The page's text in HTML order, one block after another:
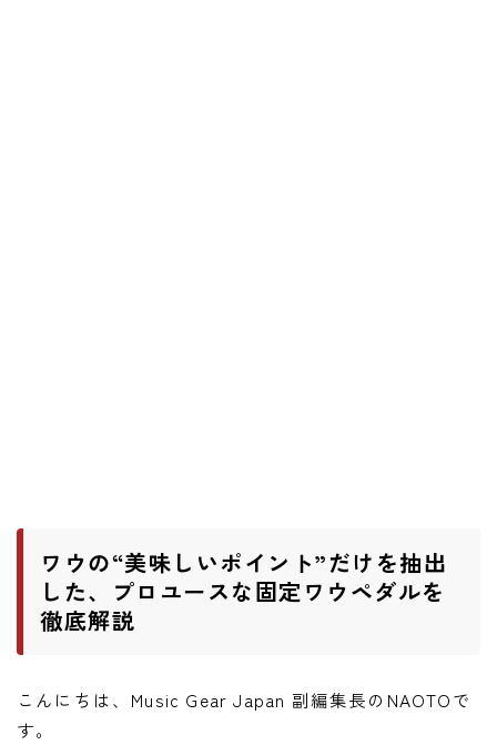
ベースアンプ
その他機材
アプリ
ワウの“美味しいポイント”だけを抽出
した、プロユースな固定ワウペダルを
徹底解説
こんにちは、Music Gear Japan 副編集長のNAOTOで
す。